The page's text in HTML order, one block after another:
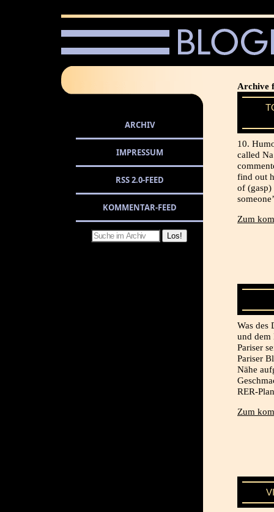
Archive
10.
called
find out
of (gasp)
Zum
Was des
und dem
Pariser
Pariser
Nähe
RER-
Zum
ARCHIV
IMPRESSUM
RSS 2.0-FEED
KOMMENTAR-FEED